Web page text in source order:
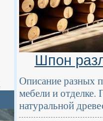
Шпон
Описание разных
мебели и отделке.
натуральной